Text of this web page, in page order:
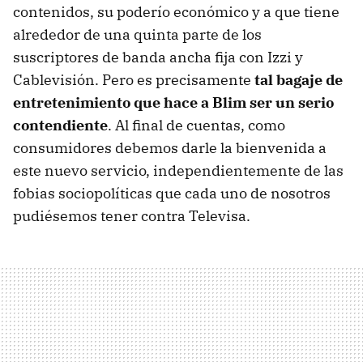
contenidos, su poderío económico y a que tiene
alrededor de una quinta parte de los
suscriptores de banda ancha fija con Izzi y
Cablevisión. Pero es precisamente tal bagaje de
entretenimiento que hace a Blim ser un serio
contendiente. Al final de cuentas, como
consumidores debemos darle la bienvenida a
este nuevo servicio, independientemente de las
fobias sociopolíticas que cada uno de nosotros
pudiésemos tener contra Televisa.